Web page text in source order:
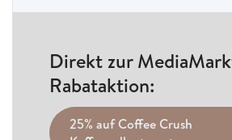
Direkt zur
Rabataktion:
25% auf Coffee Crush